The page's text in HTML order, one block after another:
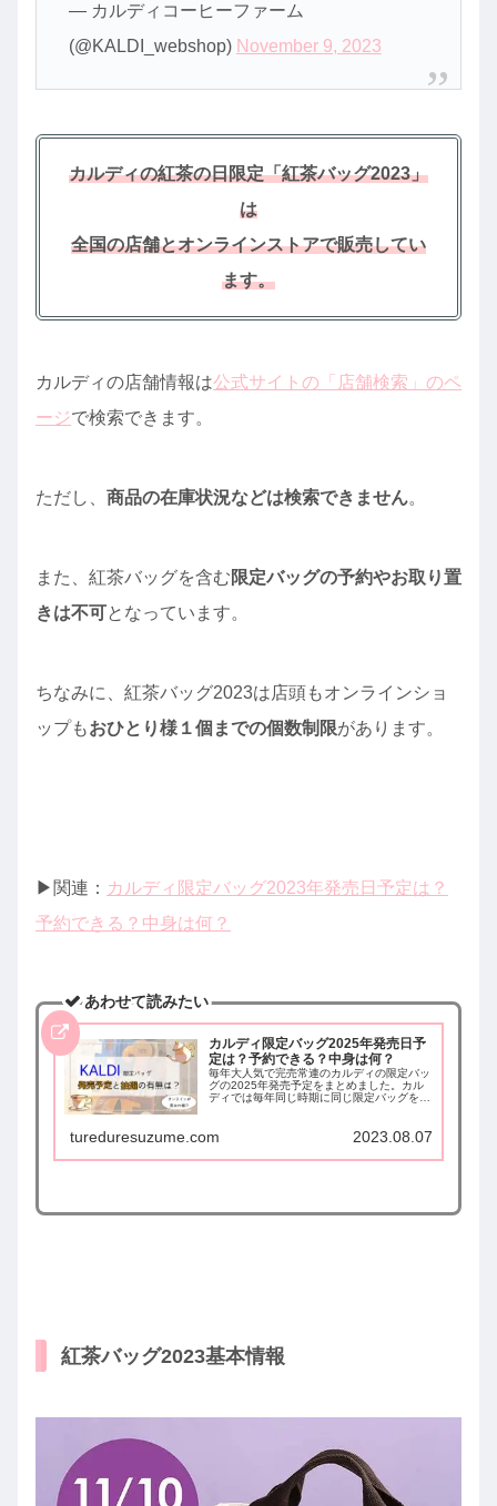
— カルディコーヒーファーム
(@KALDI_webshop) November 9, 2023
カルディの紅茶の日限定「紅茶バッグ2023」
は
全国の店舗とオンラインストアで販売してい
ます。
カルディの店舗情報は公式サイトの「店舗検索」のペ
ージで検索できます。
ただし、 商品の在庫状況などは検索できません。
また、紅茶バッグを含む限定バッグの予約やお取り置
きは不可となっています。
ちなみに、紅茶バッグ2023は店頭もオンラインショ
ップもおひとり様１個までの個数制限があります。
▶︎関連： カルディ限定バッグ2023年発売日予定は？
予約できる？中身は何？
あわせて読みたい
カルディ限定バッグ2025年発売日予
定は？予約できる？中身は何？
毎年大人気で完売常連のカルディの限定バッ
グの2025年発売予定をまとめました。カル
ディでは毎年同じ時期に同じ限定バッグを発
が必要なもの、売り切れやすいものも発表し
ています。
tureduresuzume.com 2023.08.07
紅茶バッグ2023基本情報